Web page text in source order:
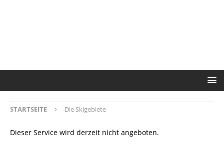
STARTSEITE Die Skigebiete
Dieser Service wird derzeit nicht angeboten.